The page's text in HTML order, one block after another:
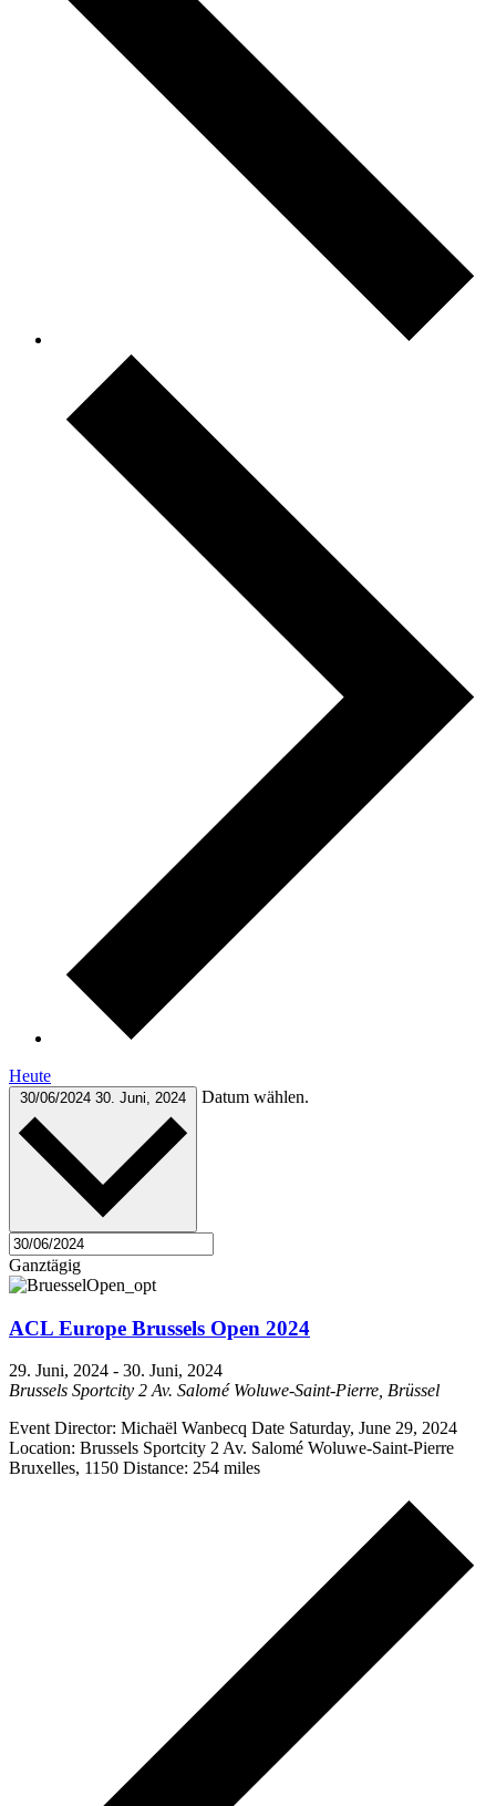
Heute
30/06/2024 30. Juni, 2024 Datum wählen.
Ganztägig
ACL Europe Brussels Open 2024
29. Juni, 2024 - 30. Juni, 2024
Brussels Sportcity 2 Av. Salomé Woluwe-Saint-Pierre, Brüssel
Event Director: Michaël Wanbecq Date Saturday, June 29, 2024
Location: Brussels Sportcity 2 Av. Salomé Woluwe-Saint-Pierre
Bruxelles, 1150 Distance: 254 miles